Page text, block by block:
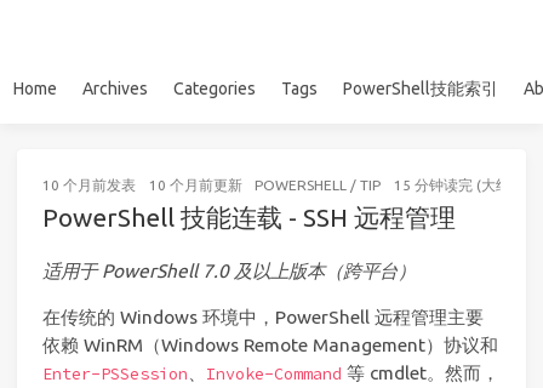
Home Archives Categories Tags PowerShell技能索引
10 个月前发表 10 个月前更新 POWERSHELL / TIP 15 分钟读完 (大约
PowerShell 技能连载 - SSH 远程管理
适用于 PowerShell 7.0 及以上版本（跨平台）
在传统的 Windows 环境中，PowerShell 远程管理主要
依赖 WinRM（Windows Remote Management）协议和
Enter-PSSession
Invoke-Command 等 cmdlet。然而，